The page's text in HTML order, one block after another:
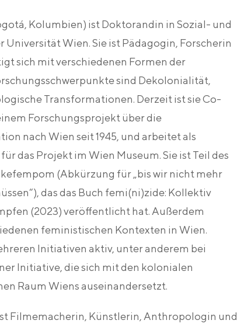
Kolumbien) ist Doktorandin in Sozial- und
Wien. Sie ist Pädagogin, Forscherin
sich mit verschiedenen Formen der
sind Dekolonialität,
Transformationen. Derzeit ist sie Co-
Forschungsprojekt über die
nach Wien seit 1945, und arbeitet als
das Projekt im Wien Museum. Sie ist Teil des
(Abkürzung für „bis wir nicht mehr
das das Buch femi(ni)zide: Kollektiv
(2023) veröﬀentlicht hat. Außerdem
feministischen Kontexten in Wien.
Initiativen aktiv, unter anderem bei
Initiative, die sich mit den kolonialen
Raum Wiens auseinandersetzt.
Filmemacherin, Künstlerin, Anthropologin und